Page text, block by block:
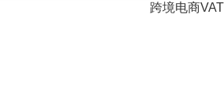
跨境电商VAT